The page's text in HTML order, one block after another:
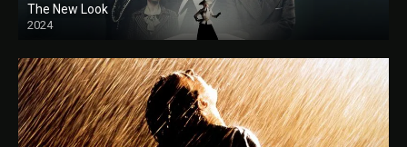
The New Look
2024